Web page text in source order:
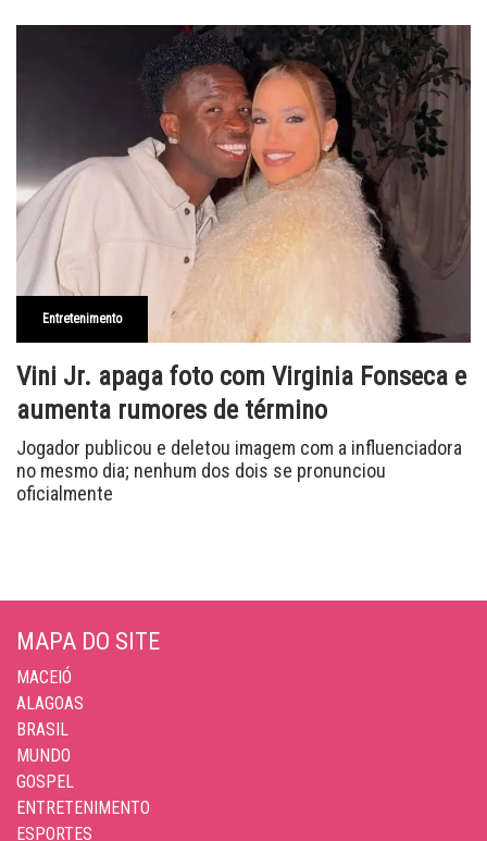
Entretenimento
Vini Jr. apaga foto com Virginia Fonseca e
aumenta rumores de término
Jogador publicou e deletou imagem com a influenciadora
no mesmo dia; nenhum dos dois se pronunciou
oficialmente
MAPA DO SITE
MACEIÓ
ALAGOAS
BRASIL
MUNDO
GOSPEL
ENTRETENIMENTO
ESPORTES